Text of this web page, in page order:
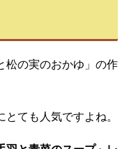
松の実のおかゆ」の作
ても人気ですよね。